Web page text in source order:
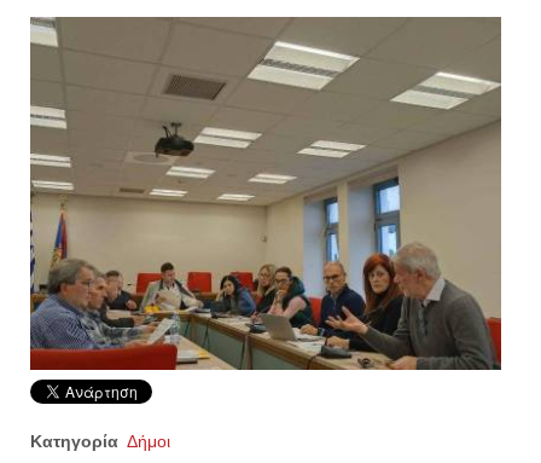
Κατηγορία Δήμοι